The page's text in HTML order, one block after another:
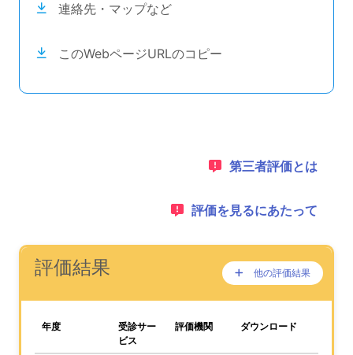
連絡先・マップなど
このWebページURLのコピー
1：
第三者評価とは
2：
評価を見るにあたって
ナビゲーションリンクの読み上げは以上です。
次は事業所評価を公表するためのエリアです。
(タイトル)
評価結果
ここに過去の公表
他の評価結果
が、あります。
、この事業所の評価結果をPDFでダウンロードするこ
年度
受診サー
ビス
評価機関 ダウンロード